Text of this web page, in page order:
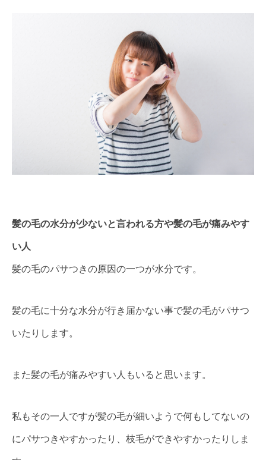
髪の毛の水分が少ないと言われる方や髪の毛が痛みやす
い人
髪の毛のパサつきの原因の一つが水分です。
髪の毛に十分な水分が行き届かない事で髪の毛がパサつ
いたりします。
また髪の毛が痛みやすい人もいると思います。
私もその一人ですが髪の毛が細いようで何もしてないの
にパサつきやすかったり、枝毛ができやすかったりしま